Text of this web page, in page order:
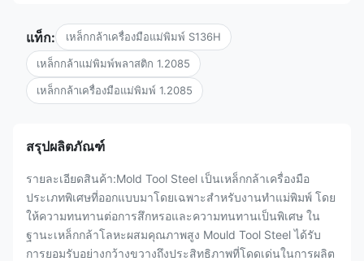
แท็ก: เหล็กกล้าเครื่องมือแม่พิมพ์ S136H
เหล็กกล้าแม่พิมพ์พลาสติก 1.2085
เหล็กกล้าเครื่องมือแม่พิมพ์ 1.2085
สรุปผลิตภัณฑ์
รายละเอียดสินค้า:Mold Tool Steel เป็นเหล็กกล้าเครื่องมือ
ประเภทพิเศษที่ออกแบบมาโดยเฉพาะสำหรับงานทำแม่พิมพ์ โดย
ให้ความทนทานต่อการสึกหรอและความทนทานเป็นพิเศษ ใน
ฐานะเหล็กกล้าโลหะผสมคุณภาพสูง Mould Tool Steel ได้รับ
การยอมรับอย่างกว้างขวางถึงประสิทธิภาพที่โดดเด่นในการผลิต